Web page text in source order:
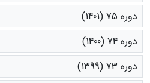
دوره 75 (1401)
دوره 74 (1400)
دوره 73 (1399)